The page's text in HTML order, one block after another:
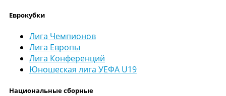
Еврокубки
Лига Чемпионов
Лига Европы
Лига Конференций
Юношеская лига УЕФА U19
Национальные сборные